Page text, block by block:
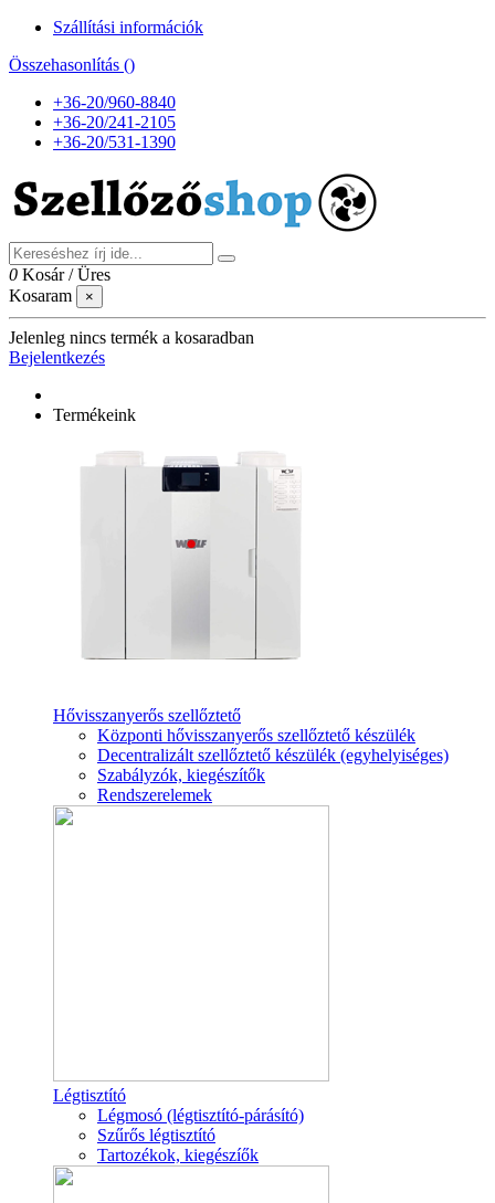
Szállítási információk
Összehasonlítás ()
+36-20/960-8840
+36-20/241-2105
+36-20/531-1390
0 Kosár /Üres
Kosaram
×
Jelenleg nincs termék a kosaradban
Bejelentkezés
Termékeink
Hővisszanyerős szellőztető
Központi hővisszanyerős szellőztető készülék
Decentralizált szellőztető készülék (egyhelyiséges)
Szabályzók, kiegészítők
Rendszerelemek
Légtisztító
Légmosó (légtisztító-párásító)
Szűrős légtisztító
Tartozékok, kiegészíők